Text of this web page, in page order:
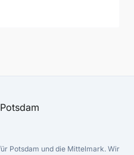
Potsdam und die Mittelmark. Wir